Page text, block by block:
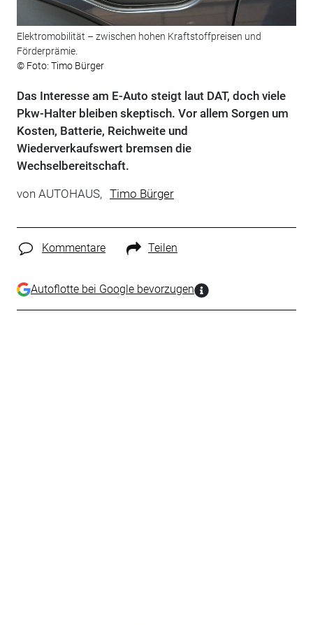
Elektromobilität – zwischen hohen Kraftstoffpreisen und
Förderprämie.
© Foto: Timo Bürger
Das Interesse am E-Auto steigt laut DAT, doch viele
Pkw-Halter bleiben skeptisch. Vor allem Sorgen um
Kosten, Batterie, Reichweite und
Wiederverkaufswert bremsen die
Wechselbereitschaft.
von AUTOHAUS, Timo Bürger
Kommentare Teilen
Autoflotte bei Google bevorzugen